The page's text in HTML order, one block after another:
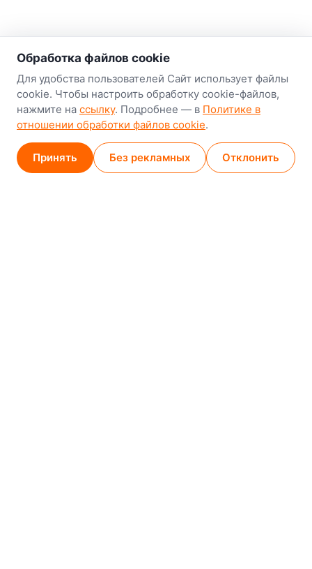
о нас
Наш склад-магазин:
Минск
8-й Путепроводный переулок, 5
GPS 53.924752, 27.489820
Карта проезда
Обработка файлов cookie
Для удобства пользователей Сайт использует файлы
cookie. Чтобы настроить обработку cookie-файлов,
нажмите на ссылку. Подробнее — в Политике в
отношении обработки файлов cookie.
Принять Без рекламных Отклонить